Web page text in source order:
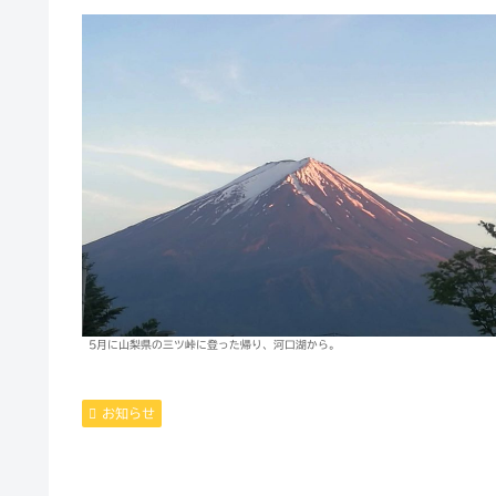
5月に山梨県の三ツ峠に登った帰り、河口湖から。
お知らせ